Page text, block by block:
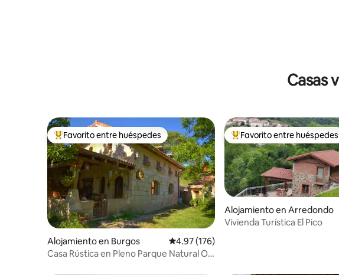
Casas
Favorito entre huéspedes preferido
Favorito entre huéspedes
Alojamiento en Burgos Calificación promedio: 4.97 de 5, 176
4.97 (176)
Casa Rústica en Pleno Parque Natural Ojo
Favorito entre huéspedes
Favorito entre huéspedes
Alojamiento en Arredondo
Vivienda Turística El Pico